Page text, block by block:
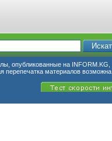
опубликованные на INFORM.KG,
перепечатка материалов